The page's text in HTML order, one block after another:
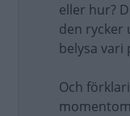
eller hur?
den rycker
belysa
Och